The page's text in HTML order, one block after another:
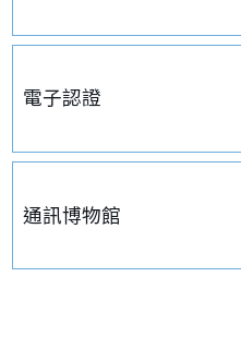
電子認證
通訊博物館